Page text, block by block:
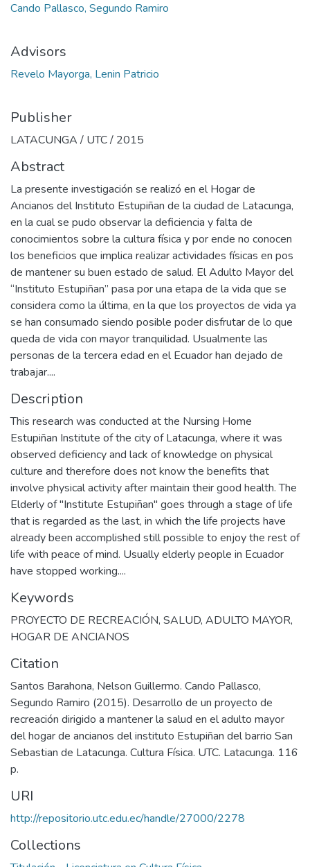
Cando Pallasco, Segundo Ramiro
Advisors
Revelo Mayorga, Lenin Patricio
Publisher
LATACUNGA / UTC / 2015
Abstract
La presente investigación se realizó en el Hogar de
Ancianos del Instituto Estupiñan de la ciudad de Latacunga,
en la cual se pudo observar la deficiencia y falta de
conocimientos sobre la cultura física y por ende no conocen
los beneficios que implica realizar actividades físicas en pos
de mantener su buen estado de salud. El Adulto Mayor del
“Instituto Estupiñan” pasa por una etapa de la vida que se
considera como la última, en la que los proyectos de vida ya
se han consumado siendo posible poder disfrutar de lo que
queda de vida con mayor tranquilidad. Usualmente las
personas de la tercera edad en el Ecuador han dejado de
trabajar....
Description
This research was conducted at the Nursing Home
Estupiñan Institute of the city of Latacunga, where it was
observed deficiency and lack of knowledge on physical
culture and therefore does not know the benefits that
involve physical activity after maintain their good health. The
Elderly of "Institute Estupiñan" goes through a stage of life
that is regarded as the last, in which the life projects have
already been accomplished still possible to enjoy the rest of
life with peace of mind. Usually elderly people in Ecuador
have stopped working....
Keywords
PROYECTO DE RECREACIÓN, SALUD, ADULTO MAYOR,
HOGAR DE ANCIANOS
Citation
Santos Barahona, Nelson Guillermo. Cando Pallasco,
Segundo Ramiro (2015). Desarrollo de un proyecto de
recreación dirigido a mantener la salud en el adulto mayor
del hogar de ancianos del instituto Estupiñan del barrio San
Sebastian de Latacunga. Cultura Física. UTC. Latacunga. 116
p.
URI
http://repositorio.utc.edu.ec/handle/27000/2278
Collections